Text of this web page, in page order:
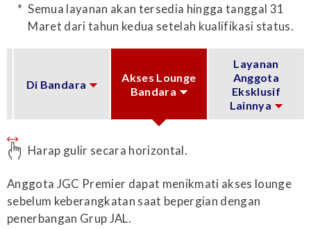
Semua layanan akan tersedia hingga tanggal 31
Maret dari tahun kedua setelah kualifikasi status.
Di Bandara
Akses Lounge
Bandara
Layanan
Anggota
Eksklusif
Lainnya
Harap gulir secara horizontal.
Anggota JGC Premier dapat menikmati akses lounge
sebelum keberangkatan saat bepergian dengan
penerbangan Grup JAL.